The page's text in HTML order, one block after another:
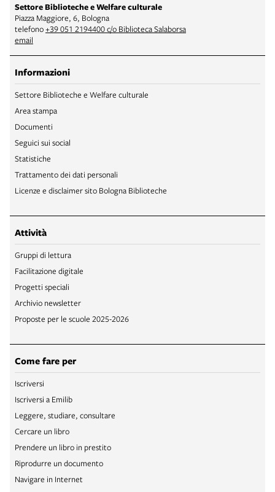
Settore Biblioteche e Welfare culturale
Piazza Maggiore, 6, Bologna
telefono+39 051 2194400 c/o Biblioteca Salaborsa
email
Informazioni
Settore Biblioteche e Welfare culturale
Area stampa
Documenti
Seguici sui social
Statistiche
Trattamento dei dati personali
Licenze e disclaimer sito Bologna Biblioteche
Attività
Gruppi di lettura
Facilitazione digitale
Progetti speciali
Archivio newsletter
Proposte per le scuole 2025-2026
Come fare per
Iscriversi
Iscriversi a Emilib
Leggere, studiare, consultare
Cercare un libro
Prendere un libro in prestito
Riprodurre un documento
Navigare in Internet